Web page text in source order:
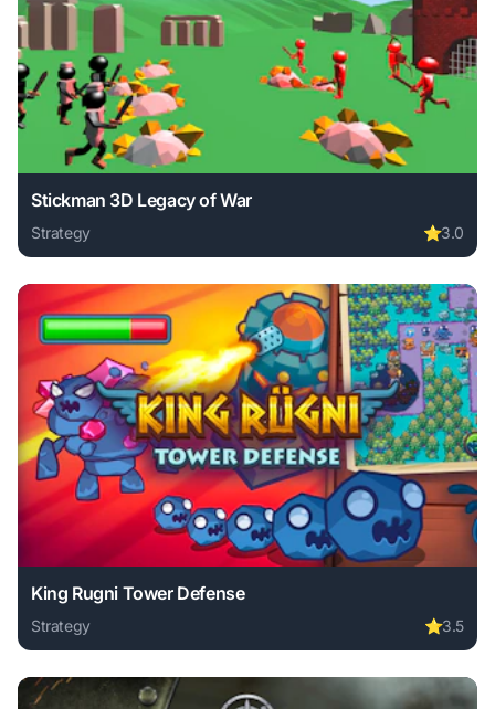
Stickman 3D Legacy of War
Strategy ⭐3.0
Play Stickman 3D Legacy of War online free. strategy
King Rugni Tower Defense
Strategy ⭐3.5
Play King Rugni Tower Defense online free. strategy